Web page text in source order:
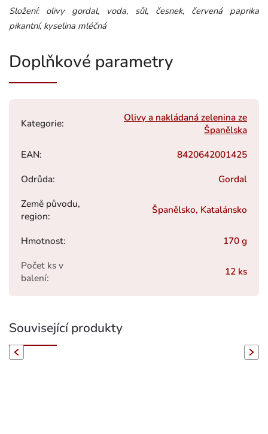
Složení: olivy gordal, voda, sůl, česnek, červená paprika
pikantní, kyselina mléčná
Doplňkové parametry
Kategorie:
Olivy a nakládaná zelenina ze
Španělska
EAN:
8420642001425
Odrůda:
Gordal
Země původu,
region:
Španělsko, Katalánsko
Hmotnost:
170 g
Počet ks v
balení:
12 ks
Související produkty
Next